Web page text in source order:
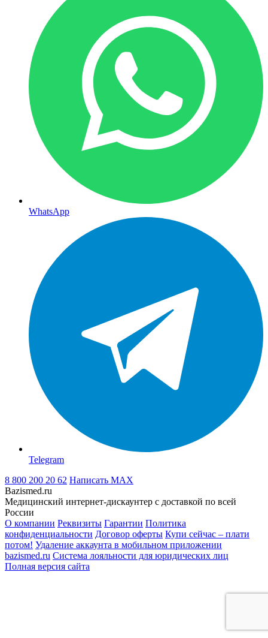
WhatsApp
Telegram
8 800 200 20 62 Написать MAX
Bazismed.ru
Медицинский интернет-дискаунтер с доставкой по всей
России
О компании Реквизиты Гарантии Политика
конфиденциальности Договор оферты Купи сейчас – плати
потом! Удаление аккаунта в мобильном приложении
bazismed.ru Система лояльности для юридических лиц
Полная версия сайта